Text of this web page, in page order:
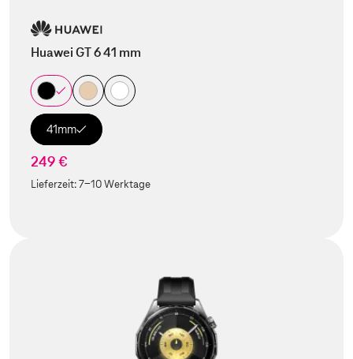
Huawei GT 6 41 mm
41mm
249 €
Lieferzeit:7-10 Werktage